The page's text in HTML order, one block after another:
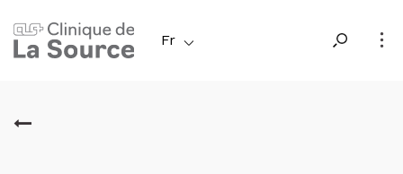
au
contenu
Fr